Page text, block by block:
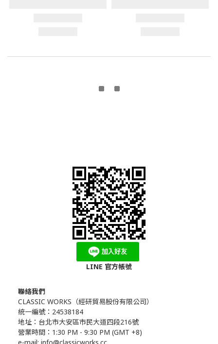
LINE 官方帳號
聯絡我們
CLASSIC WORKS（經研貿易股份有限公司）
統一編號：24538184
地址：台北市大安區市民大道四段216號
營業時間：1:30 PM - 9:30 PM (GMT +8)
e-mail: info@classicworks.cc